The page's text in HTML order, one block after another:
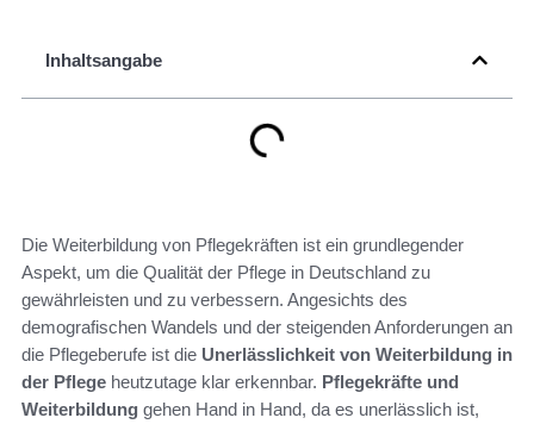
Inhaltsangabe
Die Weiterbildung von Pflegekräften ist ein grundlegender
Aspekt, um die Qualität der Pflege in Deutschland zu
gewährleisten und zu verbessern. Angesichts des
demografischen Wandels und der steigenden Anforderungen an
die Pflegeberufe ist die Unerlässlichkeit von Weiterbildung in
der Pflege heutzutage klar erkennbar. Pflegekräfte und
Weiterbildung gehen Hand in Hand, da es unerlässlich ist,